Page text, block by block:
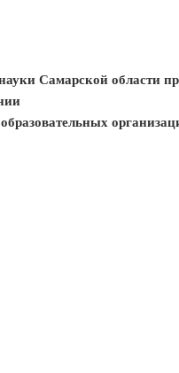
Самарской области
образовательных